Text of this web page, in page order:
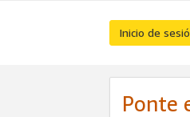
Inicio de
Ponte